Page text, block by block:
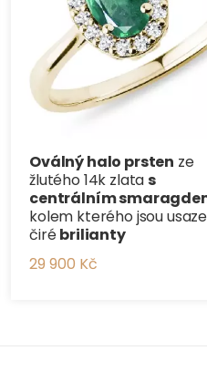
Oválný halo prsten ze
žlutého 14k zlatas
centrálním
kolem kterého jsou
čirébrilianty
29 900 Kč